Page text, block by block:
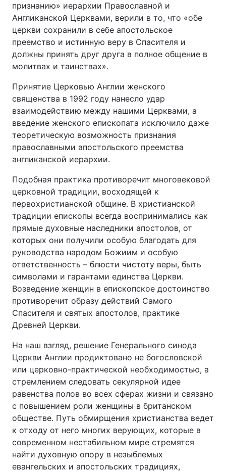
признанию» иерархии Православной и
Англиканской Церквами, верили в то, что «обе
церкви сохранили в себе апостольское
преемство и истинную веру в Спасителя и
должны принять друг друга в полное общение в
молитвах и таинствах».
Принятие Церковью Англии женского
священства в 1992 году нанесло удар
взаимодействию между нашими Церквами, а
введение женского епископата исключило даже
теоретическую возможность признания
православными апостольского преемства
англиканской иерархии.
Подобная практика противоречит многовековой
церковной традиции, восходящей к
первохристианской общине. В христианской
традиции епископы всегда воспринимались как
прямые духовные наследники апостолов, от
которых они получили особую благодать для
руководства народом Божиим и особую
ответственность – блюсти чистоту веры, быть
символами и гарантами единства Церкви.
Возведение женщин в епископское достоинство
противоречит образу действий Самого
Спасителя и святых апостолов, практике
Древней Церкви.
На наш взгляд, решение Генерального синода
Церкви Англии продиктовано не богословской
или церковно-практической необходимостью, а
стремлением следовать секулярной идее
равенства полов во всех сферах жизни и связано
с повышением роли женщины в британском
обществе. Путь обмирщения христианства ведет
к отходу от него многих верующих, которые в
современном нестабильном мире стремятся
найти духовную опору в незыблемых
евангельских и апостольских традициях,